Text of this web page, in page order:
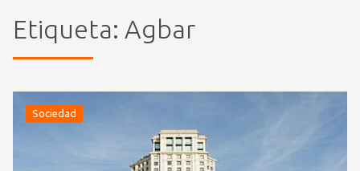
Etiqueta: Agbar
Sociedad